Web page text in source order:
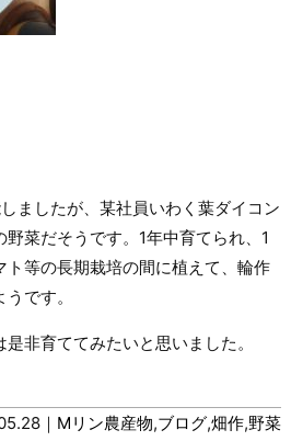
ましたが、某社員いわく葉ダイコン
菜だそうです。1年中育てられ、1
ト等の長期栽培の間に植えて、輪作
です。
非育ててみたいと思いました。
｜ Mリン農産物,ブログ,畑作,野菜